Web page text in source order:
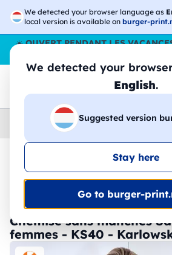
We detected your browser language as
local version is available on burger-
We detected your
English.
Suggested version
Stay here
Go to burger-
☀️OUVERT PENDANT LES
Accessoires › tabliers-
🔥 Impression DTF à -
Chemise sans manches
femmes - KS40 -